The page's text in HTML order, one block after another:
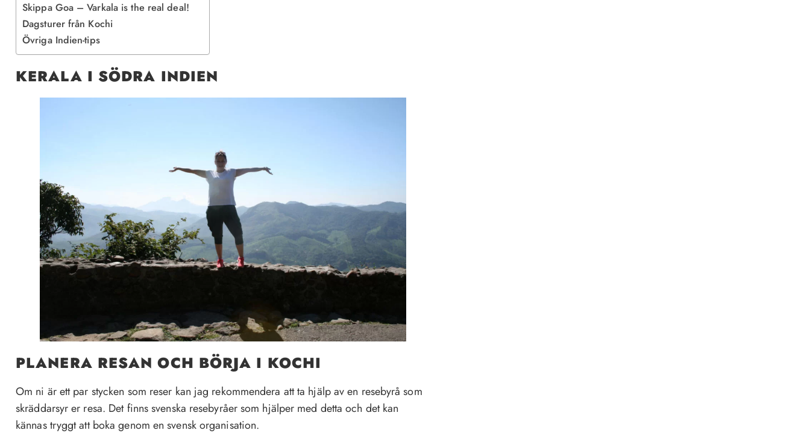
Skippa Goa – Varkala is the real deal!
Dagsturer från Kochi
Övriga Indien-tips
KERALA I SÖDRA INDIEN
PLANERA RESAN OCH BÖRJA I KOCHI
Om ni är ett par stycken som reser kan jag rekommendera att ta hjälp av en resebyrå som
skräddarsyr er resa. Det finns svenska resebyråer som hjälper med detta och det kan
kännas tryggt att boka genom en svensk organisation.